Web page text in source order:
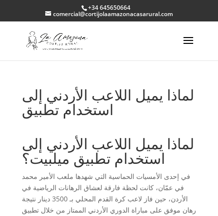
+34 645650664
comercial@cortijolaamazonacasarural.com
لماذا يميل اللاعب الأردني إلى
استخدام تطبيق
لماذا يميل اللاعب الأردني إلى
استخدام تطبيق ميلبيت؟
في إحدى الأمسيات الحماسية التي شهدها ملعب الأمير محمد
في عمّان، كانت لحظة فارقة لعشاق الرهانات الرياضية في
الأردن، حين فاز لاعب كرة القدم المحلي بـ 3500 دينار نتيجة
رهان موفق على مباراة الدوري الأردني الممتاز من خلال تطبيق